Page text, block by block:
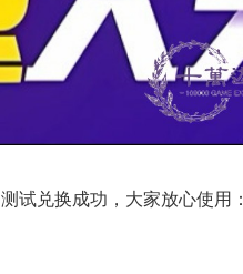
试兑换成功，大家放心使用：